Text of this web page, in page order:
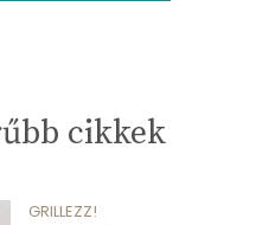
cikkek
GRILLEZZ!